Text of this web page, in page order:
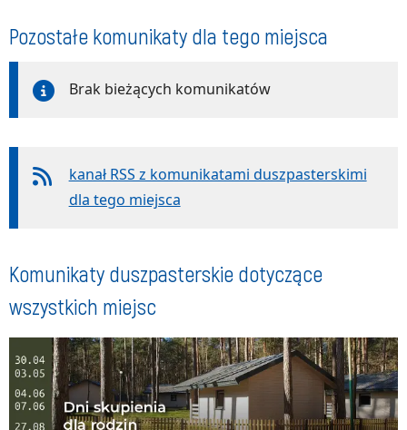
Pozostałe komunikaty dla tego miejsca
Brak bieżących komunikatów
kanał RSS z komunikatami duszpasterskimi
dla tego miejsca
Komunikaty duszpasterskie dotyczące
wszystkich miejsc